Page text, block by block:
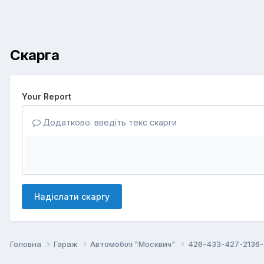
Скарга
Your Report
Додатково: введіть текс скарги
Надіслати скаргу
Головна Гараж Автомобілі "Москвич" 426-433-427-2136-